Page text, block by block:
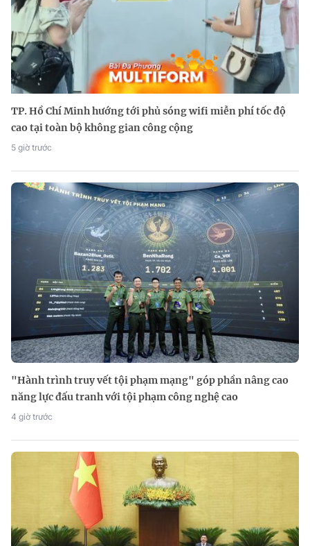
TP. Hồ Chí Minh hướng tới phủ sóng wifi miễn phí tốc độ
cao tại toàn bộ không gian công cộng
5 giờ trước
"Hành trình truy vết tội phạm mạng" góp phần nâng cao
năng lực đấu tranh với tội phạm công nghệ cao
4 giờ trước